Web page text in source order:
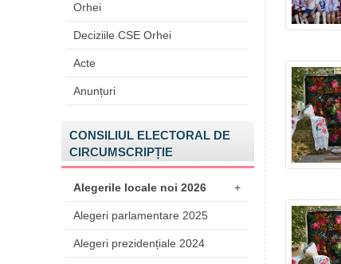
Orhei
Deciziile CSE Orhei
Acte
Anunțuri
CONSILIUL ELECTORAL DE
CIRCUMSCRIPȚIE
Alegerile locale noi 2026 +
Alegeri parlamentare 2025
Alegeri prezidențiale 2024